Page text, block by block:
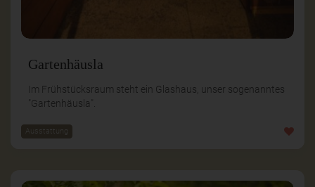
Gartenhäusla
Im Frühstücksraum steht ein Glashaus, unser sogenanntes
"Gartenhäusla".
Ausstattung